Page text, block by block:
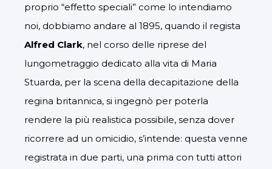
proprio “effetto speciali” come lo intendiamo
noi, dobbiamo andare al 1895, quando il regista
Alfred Clark, nel corso delle riprese del
lungometraggio dedicato alla vita di Maria
Stuarda, per la scena della decapitazione della
regina britannica, si ingegnò per poterla
rendere la più realistica possibile, senza dover
ricorrere ad un omicidio, s’intende: questa venne
registrata in due parti, una prima con tutti attori